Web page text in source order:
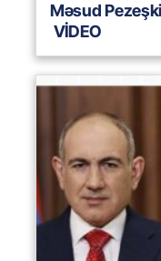
Məsud
VİDEO